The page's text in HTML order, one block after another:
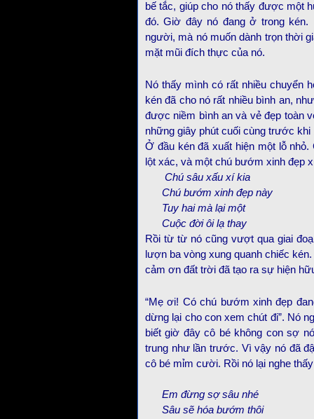
bế tắc, giúp cho nó thấy được một
đó. Giờ đây nó đang ở trong kén.
người, mà nó muốn dành trọn thời
mặt mũi đích thực của nó.
Nó thấy mình có rất nhiều chuyển
kén đã cho nó rất nhiều bình an,
được niềm bình an và vẻ đẹp toàn
những giây phút cuối cùng trước khi
Ở đầu kén đã xuất hiện một lỗ
lột xác, và một chú bướm xinh đẹp
Chú sâu xấu xí kia
Chú bướm xinh đẹp này
Tuy hai mà lại một
Cuộc đời ôi lạ thay
Rồi từ từ nó cũng vượt qua giai
lượn ba vòng xung quanh chiếc
cảm ơn đất trời đã tạo ra sự hiện
“Mẹ ơi! Có chú bướm xinh đẹp
dừng lại cho con xem chút đi”. Nó
biết giờ đây cô bé không con sợ
trung như lần trước. Vì vậy nó đã
cô bé mỉm cười. Rồi nó lại nghe
Em đừng sợ sâu nhé
Sâu sẽ hóa bướm thôi